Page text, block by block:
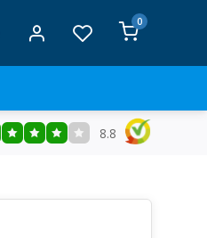
0
Gratisbezorging vanaf €50
8.8